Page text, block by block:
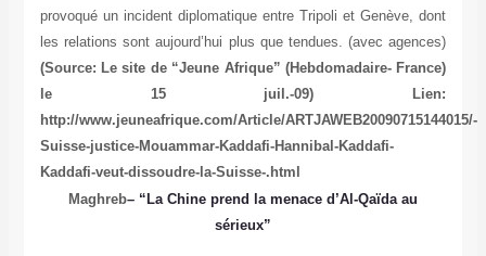
provoqué un incident diplomatique entre Tripoli et Genève, dont
les relations sont aujourd’hui plus que tendues. (avec agences)
(Source: Le site de “Jeune Afrique” (Hebdomadaire- France)
le 15 juil.-09) Lien:
http://www.jeuneafrique.com/Article/ARTJAWEB20090715144015/-
Suisse-justice-Mouammar-Kaddafi-Hannibal-Kaddafi-
Kaddafi-veut-dissoudre-la-Suisse-.html
Maghreb– “La Chine prend la menace d’Al-Qaïda au
sérieux”